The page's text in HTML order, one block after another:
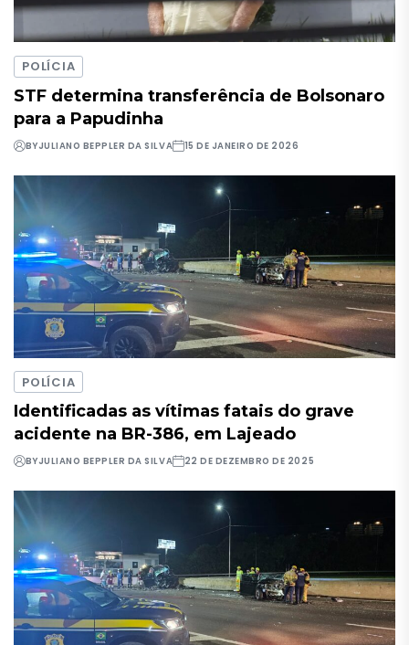
POLÍCIA
STF determina transferência de Bolsonaro
para a Papudinha
BYJULIANO BEPPLER DA SILVA 15 DE JANEIRO DE 2026
POLÍCIA
Identificadas as vítimas fatais do grave
acidente na BR-386, em Lajeado
BYJULIANO BEPPLER DA SILVA 22 DE DEZEMBRO DE 2025